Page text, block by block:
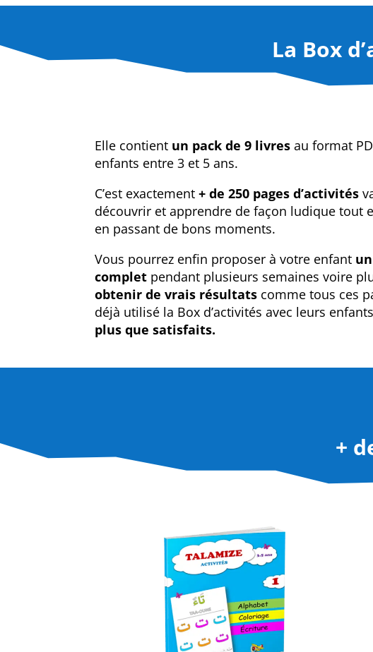
La Box
Elle contient un pack de 9 livres au format
enfants entre 3 et 5 ans.
C’est exactement+ de 250 pages d’activités
découvrir et apprendre de façon ludique tout
en passant de bons moments.
Vous pourrez enfin proposer à votre enfant
complet pendant plusieurs semaines voire
obtenir de vrais résultats comme tous ces
déjà utilisé la Box d’activités avec leurs
plus que satisfaits.
+